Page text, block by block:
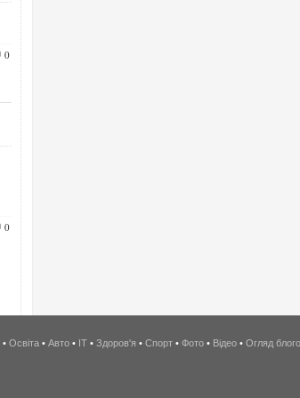
0
0
• Освіта • Авто • IT • Здоров'я • Спорт • Фото • Відео • Огляд